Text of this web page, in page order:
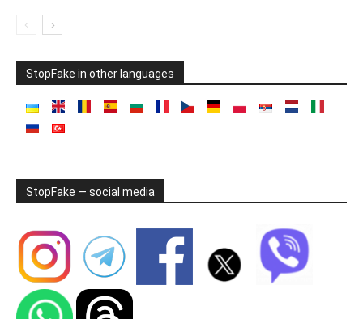
StopFake in other languages
StopFake — social media